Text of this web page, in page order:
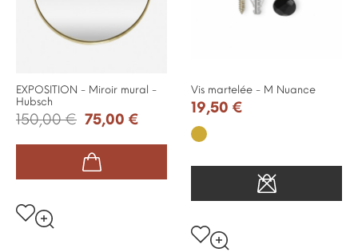
EXPOSITION - Miroir mural -
Hubsch
150,00 € 75,00 €
Vis martelée - M Nuance
19,50 €
Or